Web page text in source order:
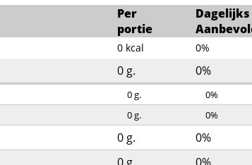
Per
portie
Dagelijks
0 kcal 0%
0 g. 0%
0g. 0%
0g. 0%
0 g. 0%